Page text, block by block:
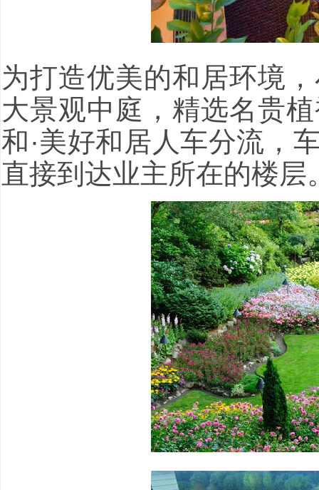
为打造优美的和居环境
大景观中庭，精选名贵
和·美好和居人车分流，
直接到达业主所在的楼层